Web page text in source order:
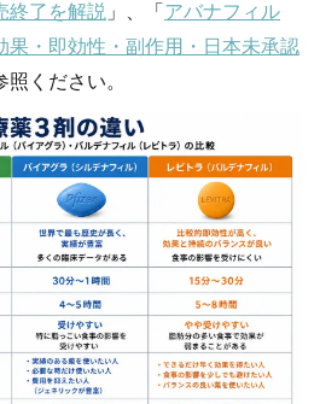
終了を解説 」、「 アバナフィル
果・即効性・副作用・日本未承認
照ください。